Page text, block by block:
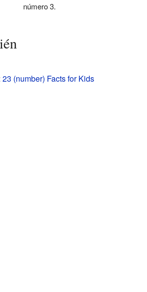
número 3.
23 (number) Facts for Kids